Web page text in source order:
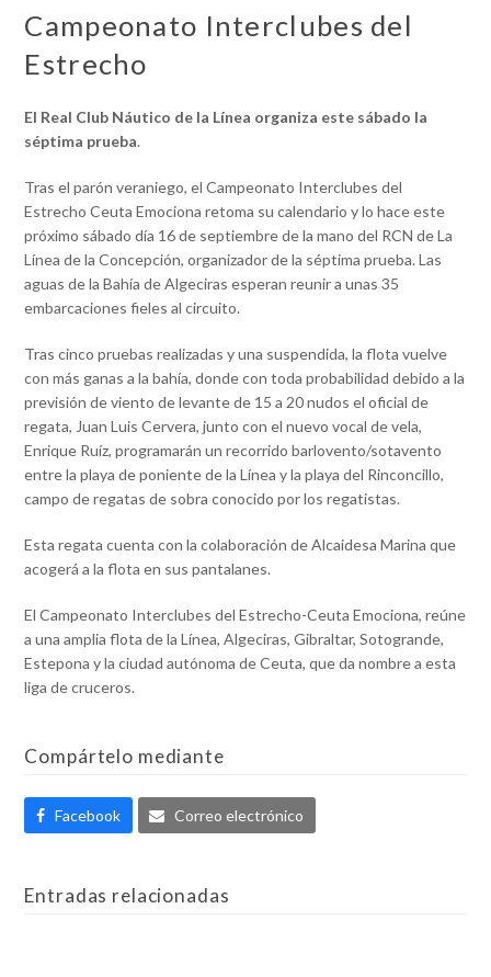
Campeonato Interclubes del
Estrecho
El Real Club Náutico de la Línea organiza este sábado la
séptima prueba.
Tras el parón veraniego, el Campeonato Interclubes del
Estrecho Ceuta Emociona retoma su calendario y lo hace este
próximo sábado día 16 de septiembre de la mano del RCN de La
Línea de la Concepción, organizador de la séptima prueba. Las
aguas de la Bahía de Algeciras esperan reunir a unas 35
embarcaciones fieles al circuito.
Tras cinco pruebas realizadas y una suspendida, la flota vuelve
con más ganas a la bahía, donde con toda probabilidad debido a la
previsión de viento de levante de 15 a 20 nudos el oficial de
regata, Juan Luis Cervera, junto con el nuevo vocal de vela,
Enrique Ruíz, programarán un recorrido barlovento/sotavento
entre la playa de poniente de la Línea y la playa del Rinconcillo,
campo de regatas de sobra conocido por los regatistas.
Esta regata cuenta con la colaboración de Alcaidesa Marina que
acogerá a la flota en sus pantalanes.
El Campeonato Interclubes del Estrecho-Ceuta Emociona, reúne
a una amplia flota de la Línea, Algeciras, Gibraltar, Sotogrande,
Estepona y la ciudad autónoma de Ceuta, que da nombre a esta
liga de cruceros.
Compártelo mediante
Facebook Correo electrónico
Entradas relacionadas